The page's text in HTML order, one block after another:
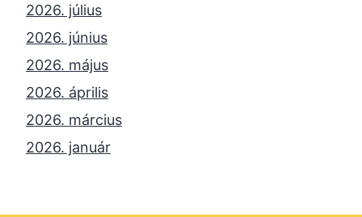
2026. július
2026. június
2026. május
2026. április
2026. március
2026. január